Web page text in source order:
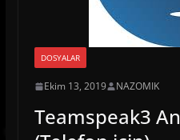
DOSYALAR
Ekim 13, 2019 NAZOMIK
Teamspeak3